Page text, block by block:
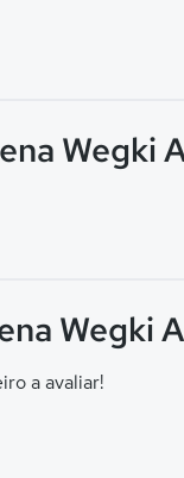
Wegki
Wegki
a avaliar!